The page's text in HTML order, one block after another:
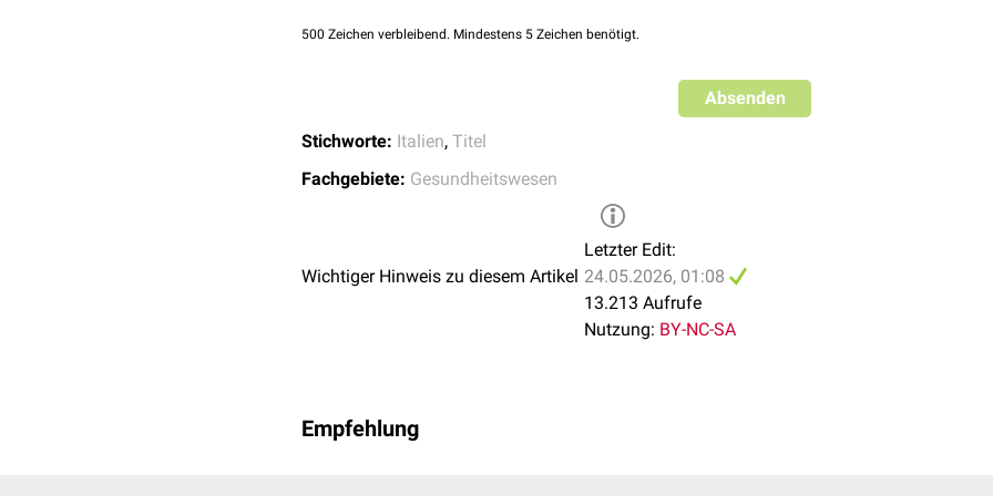
500 Zeichen verbleibend. Mindestens 5 Zeichen benötigt.
Absenden
Stichworte: Italien, Titel
Fachgebiete: Gesundheitswesen
Wichtiger Hinweis zu diesem Artikel
Letzter Edit:
24.05.2026, 01:08
13.213 Aufrufe
Nutzung: BY-NC-SA
Empfehlung